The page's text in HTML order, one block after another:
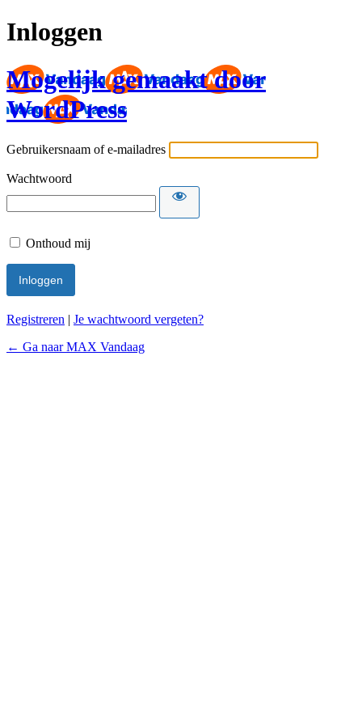
Inloggen
Mogelijk gemaakt door
WordPress
Gebruikersnaam of e-mailadres
Wachtwoord
Onthoud mij
Registreren | Je wachtwoord vergeten?
← Ga naar MAX Vandaag